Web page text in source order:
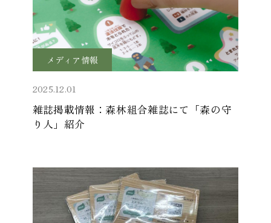
メディア情報
2025.12.01
雑誌掲載情報：森林組合雑誌にて「森の守
り人」紹介